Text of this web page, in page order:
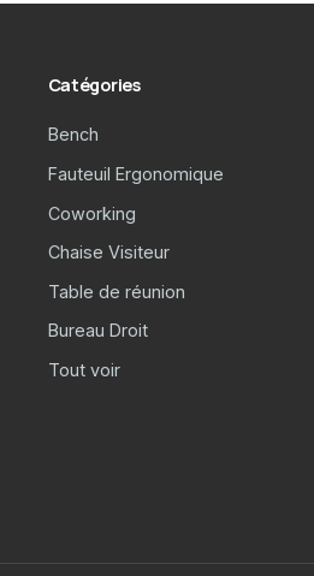
Catégories
Bench
Fauteuil Ergonomique
Coworking
Chaise Visiteur
Table de réunion
Bureau Droit
Tout voir